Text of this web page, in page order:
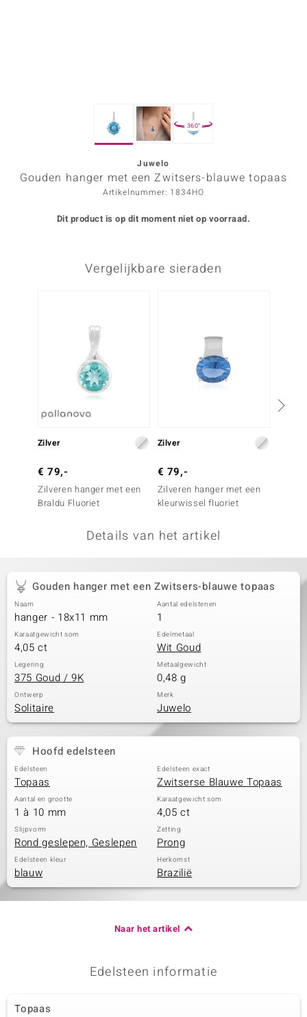
Collection
360°
Juwelo
Gouden hanger met een Zwitsers-blauwe topaas
Artikelnummer: 1834HO
Dit product is op dit moment niet op voorraad.
Vergelijkbare sieraden
Zilver
€ 79,-
Zilveren hanger met een
Braldu Fluoriet
Zilver
€ 79,-
Zilveren hanger met een
kleurwissel fluoriet
Details van het artikel
Gouden hanger met een Zwitsers-blauwe topaas
Naam
hanger - 18x11 mm
Aantal edelstenen
1
Karaatgewicht som
4,05 ct
Edelmetaal
Wit Goud
Legering
375 Goud / 9K
Metaalgewicht
0,48 g
Ontwerp
Solitaire
Merk
Juwelo
Hoofd edelsteen
Edelsteen
Topaas
Edelsteen exact
Zwitserse Blauwe Topaas
Aantal en grootte
1 à 10 mm
Karaatgewicht som
4,05 ct
Slijpvorm
Rond geslepen, Geslepen
Zetting
Prong
Edelsteen kleur
blauw
Herkomst
Brazilië
Naar het artikel
Edelsteen informatie
Topaas